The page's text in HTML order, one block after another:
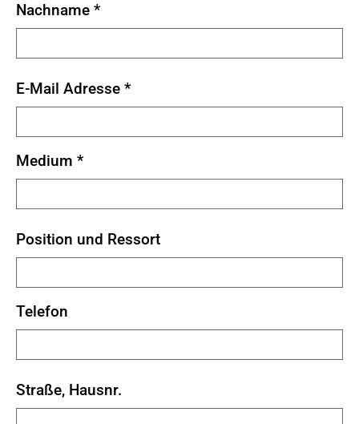
Nachname *
E-Mail Adresse *
Medium *
Position und Ressort
Telefon
Straße, Hausnr.